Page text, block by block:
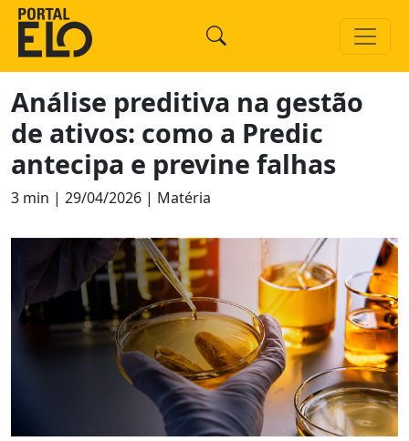
Análise preditiva na gestão
de ativos: como a Predic
antecipa e previne falhas
3 min | 29/04/2026 | Matéria